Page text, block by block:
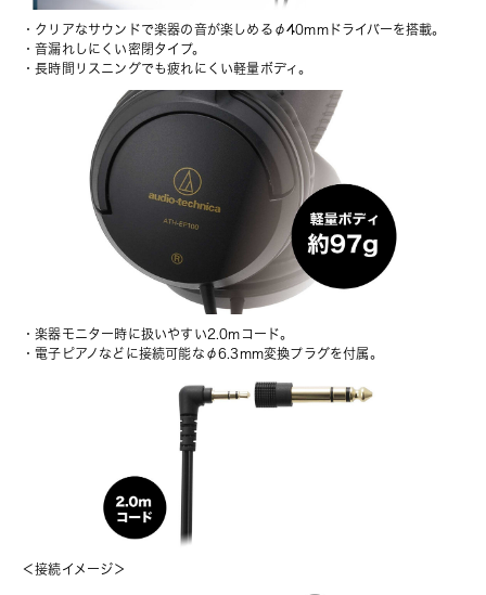
・クリアなサウンドで楽器の音が楽しめるφ40mmドライバーを搭載。
・音漏れしにくい密閉タイプ。
・長時間リスニングでも疲れにくい軽量ボディ。
・楽器モニター時に扱いやすい2.0mコード。
・電子ピアノなどに接続可能なφ6.3mm変換プラグを付属。
＜接続イメージ＞